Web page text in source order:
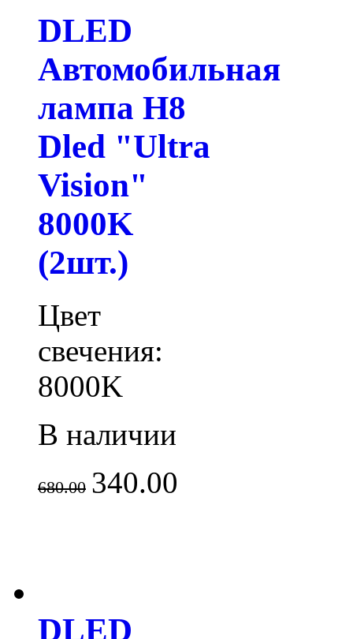
DLED
Автомобильная
лампа H8
Dled "Ultra
Vision"
8000K
(2шт.)
Цвет
свечения:
8000K
В наличии
680.00 340.00
DLED